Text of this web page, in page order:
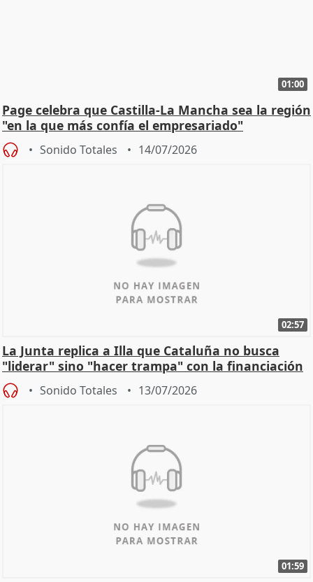
01:00
Page celebra que Castilla-La Mancha sea la región
"en la que más confía el empresariado"
Sonido Totales 14/07/2026
02:57
La Junta replica a Illa que Cataluña no busca
"liderar" sino "hacer trampa" con la financiación
Sonido Totales 13/07/2026
01:59